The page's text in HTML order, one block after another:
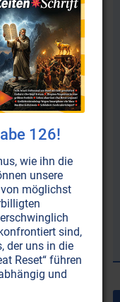
GESUNDHEIT
Weil es
zu teuer
man beim
126!
wie ihn die
unsere
möglichst
sind,
der uns in die
Reset“ führen
und